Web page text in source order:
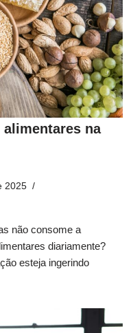
na
2025
não consome a
diariamente?
esteja ingerindo